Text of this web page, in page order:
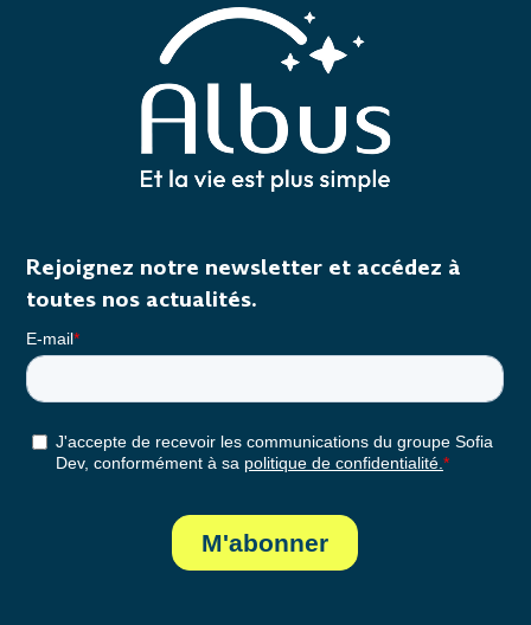
Rejoignez notre newsletter et accédez à
toutes nos actualités.